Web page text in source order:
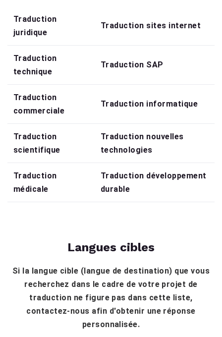
Traduction
juridique
Traduction sites internet
Traduction
technique
Traduction SAP
Traduction
commerciale
Traduction informatique
Traduction
scientifique
Traduction nouvelles
technologies
Traduction
médicale
Traduction développement
durable
Langues cibles
Si la langue cible (langue de destination) que vous
recherchez dans le cadre de votre projet de
traduction ne figure pas dans cette liste,
contactez-nous afin d'obtenir une réponse
personnalisée.